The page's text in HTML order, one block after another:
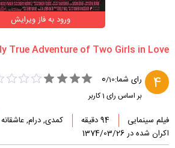
ورود به فاز ویرایش
4 رای شما: 0/10
بر اساس رای 1کاربر
فیلم سینمایی 94 دقیقه
کمدی, درام, عاشقانه
اکران شده در 1374/03/26